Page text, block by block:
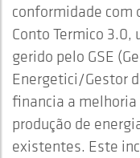
conformidade com
Conto Termico
gerido pelo GSE
Energetici/Gestor
financia a
produção de
existentes. Este